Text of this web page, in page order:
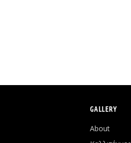
GALLERY
About